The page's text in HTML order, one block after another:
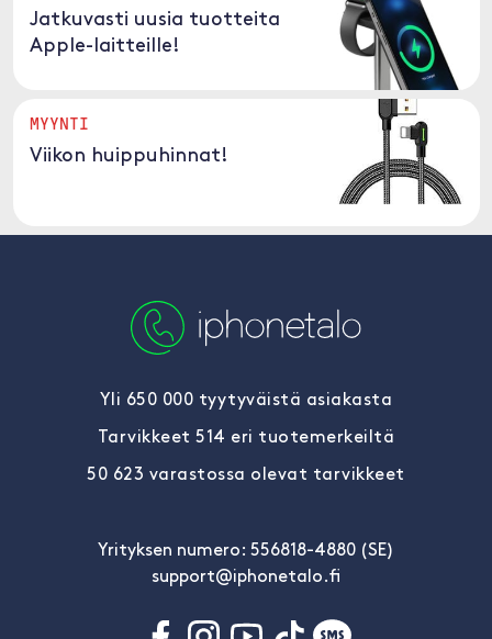
Jatkuvasti uusia tuotteita
Apple-laitteille!
MYYNTI
Viikon huippuhinnat!
Yli 650 000 tyytyväistä asiakasta
Tarvikkeet 514 eri tuotemerkeiltä
50 623 varastossa olevat tarvikkeet
Yrityksen numero: 556818-4880 (SE)
support@iphonetalo.fi